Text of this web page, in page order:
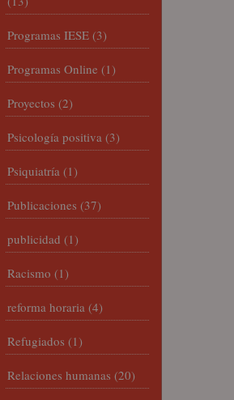
Programas IESE (3)
Programas Online (1)
Proyectos (2)
Psicología positiva (3)
Psiquiatría (1)
Publicaciones (37)
publicidad (1)
Racismo (1)
reforma horaria (4)
Refugiados (1)
Relaciones humanas (20)